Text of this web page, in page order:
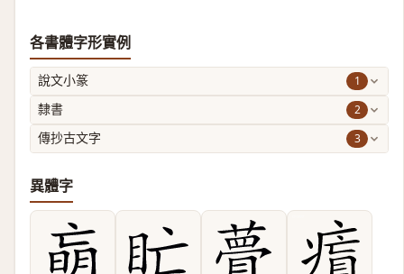
各書體字形實例
說文小篆 1
隸書 2
傳抄古文字 3
異體字